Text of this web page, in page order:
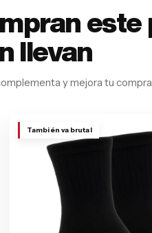
este
llevan
y mejora tu compra.
También va brutal